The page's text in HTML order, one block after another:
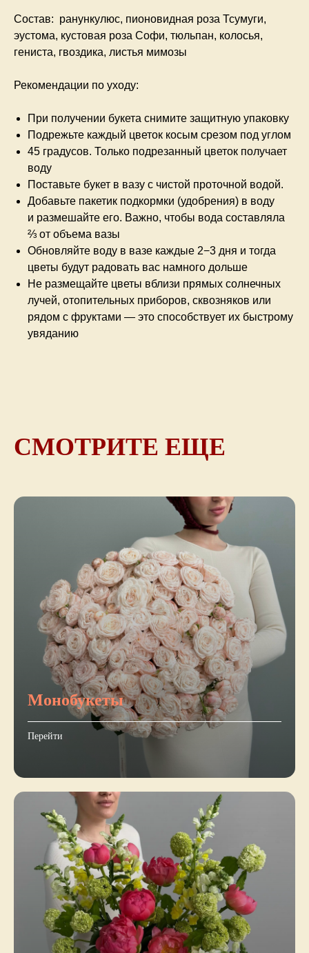
Состав: ранункулюс, пионовидная роза Тсумуги,
эустома, кустовая роза Софи, тюльпан, колосья,
гениста, гвоздика, листья мимозы
Рекомендации по уходу:
При получении букета снимите защитную упаковку
Подрежьте каждый цветок косым срезом под углом
45 градусов. Только подрезанный цветок получает
воду
Поставьте букет в вазу с чистой проточной водой.
Добавьте пакетик подкормки (удобрения) в воду
и размешайте его. Важно, чтобы вода составляла
⅔ от объема вазы
Обновляйте воду в вазе каждые 2−3 дня и тогда
цветы будут радовать вас намного дольше
Не размещайте цветы вблизи прямых солнечных
лучей, отопительных приборов, сквозняков или
рядом с фруктами — это способствует их быстрому
увяданию
СМОТРИТЕ ЕЩЕ
Монобукеты
Перейти